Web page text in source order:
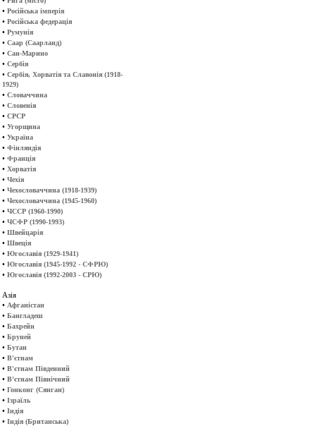
• Російська імперія
• Російська федерація
• Румунія
• Саар (Саарланд)
• Сан-Марино
• Сербія
• Сербія, Хорватія та Славонія (1918-
1929)
• Словаччина
• Словенія
• СРСР
• Угорщина
• Україна
• Фінляндія
• Франція
• Хорватія
• Чехія
• Чехословаччина (1918-1939)
• Чехословаччина (1945-1960)
• ЧССР (1960-1990)
• ЧСФР (1990-1993)
• Швейцарія
• Швеція
• Югославія (1929-1941)
• Югославія (1945-1992 - СФРЮ)
• Югославія (1992-2003 - СРЮ)
Азія
• Афганістан
• Бангладеш
• Бахрейн
• Бруней
• Бутан
• В'єтнам
• В'єтнам Південний
• В'єтнам Північний
• Гонконг (Сянган)
• Ізраїль
• Індія
• Індія (Британська)